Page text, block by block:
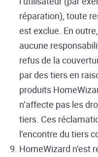
réparation), toute
est exclue. En
aucune
refus de la
par des tiers en
produits
n’affecte pas les
tiers. Ces
l’encontre du tiers
HomeWizard n’est